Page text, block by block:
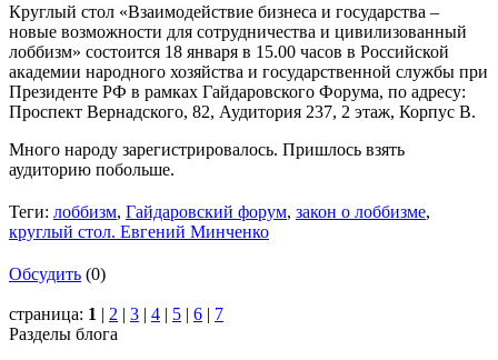
Круглый стол «Взаимодействие бизнеса и государства –
новые возможности для сотрудничества и цивилизованный
лоббизм» состоится 18 января в 15.00 часов в Российской
академии народного хозяйства и государственной службы при
Президенте РФ в рамках Гайдаровского Форума, по адресу:
Проспект Вернадского, 82, Аудитория 237, 2 этаж, Корпус В.
Много народу зарегистрировалось. Пришлось взять
аудиторию побольше.
Теги: лоббизм, Гайдаровский форум, закон о лоббизме,
круглый стол. Евгений Минченко
Обсудить (0)
страница: 1 | 2 | 3 | 4 | 5 | 6 | 7
Разделы блога